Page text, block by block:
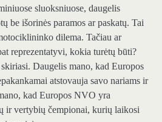
sluoksniuose, daugelis
be išorinės paramos ar paskatų. Tai
dilema. Tačiau ar
reprezentatyvi, kokia turėtų būti?
Daugelis mano, kad Europos
atstovauja savo nariams ir
kad Europos NVO yra
ir vertybių čempionai, kurių laikosi